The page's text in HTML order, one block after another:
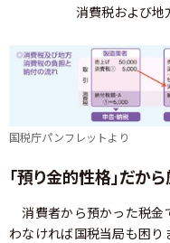
消費税および地
国税庁パンフレットより
「預り金的性格」だか
消費者から預かった税金
わなければ国税当局も困